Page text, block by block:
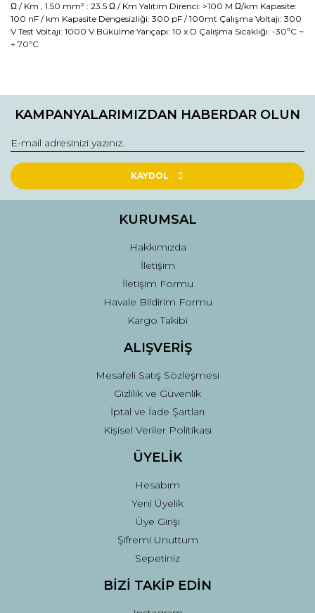
Ω / Km , 1.50 mm² : 23.5 Ω / Km Yalıtım Direnci: >100 M Ω/km Kapasite:
100 nF / km Kapasite Dengesizliği: 300 pF / 100mt Çalışma Voltajı: 300
V Test Voltajı: 1000 V Bükülme Yarıçapı: 10 x D Çalışma Sıcaklığı: -30ºC ~
+ 70ºC
konularda yetersiz gördüğünüz noktaları öneri formunu
Görüş ve önerileriniz için teşekkür ederiz.
Ürün resmi kalitesiz, bozuk veya görüntülenemiyor.
Ürün açıklamasında eksik bilgiler bulunuyor.
Ürün fiyatı diğer sitelerden daha pahalı.
Gönder
KAMPANYALARIMIZDAN HABERDAR OLUN
KAYDOL
KURUMSAL
Hakkımızda
İletişim
İletişim Formu
Havale Bildirim Formu
Kargo Takibi
ALIŞVERİŞ
Mesafeli Satış Sözleşmesi
Gizlilik ve Güvenlik
İptal ve İade Şartları
Kişisel Veriler Politikası
ÜYELİK
Hesabım
Yeni Üyelik
Üye Girişi
Şifremi Unuttum
Sepetiniz
BİZİ TAKİP EDİN